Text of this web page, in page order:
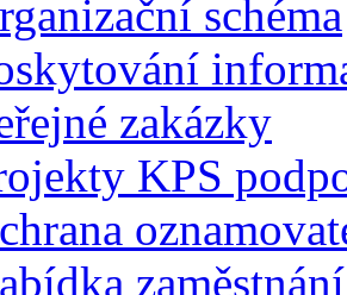
schéma
zakázky
KPS
zaměstnání